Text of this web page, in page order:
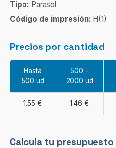
Tipo: Parasol
Código de impresión: H(1)
Precios por cantidad
Hasta
500 ud
500 -
2000 ud
1.55 € 1.46 €
Calcula tu presupuesto